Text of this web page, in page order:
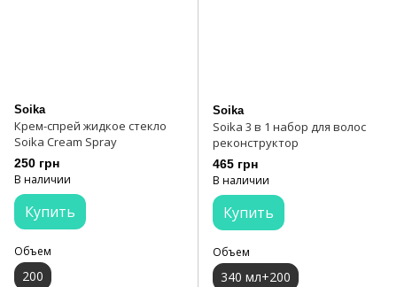
Soika
Крем-спрей жидкое стекло
Soika Cream Spray
250 грн
В наличии
Купить
Объем
200
Soika
Soika 3 в 1 набор для волос
реконструктор
465 грн
В наличии
Купить
Объем
340 мл+200